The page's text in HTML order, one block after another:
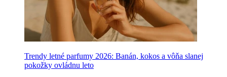
Trendy letné parfumy 2026: Banán, kokos a vôňa slanej
pokožky ovládnu leto